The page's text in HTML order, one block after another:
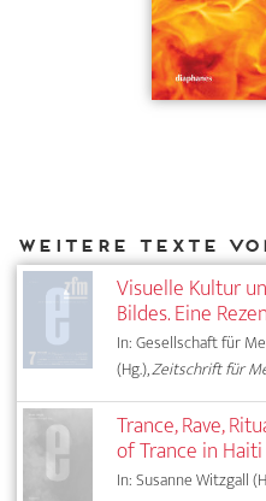
Visuelle Kultur
Bildes. Eine
In: Gesellschaft für
(Hg.),Zeitschrift für
Trance, Rave,
of Trance in Haiti
In: Susanne Witzgall